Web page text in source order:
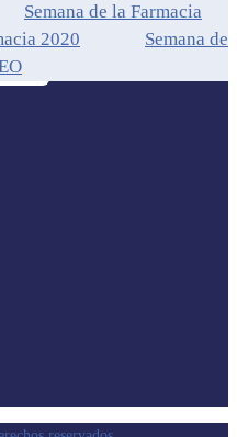
Semana de la Farmacia
2020
Semana de